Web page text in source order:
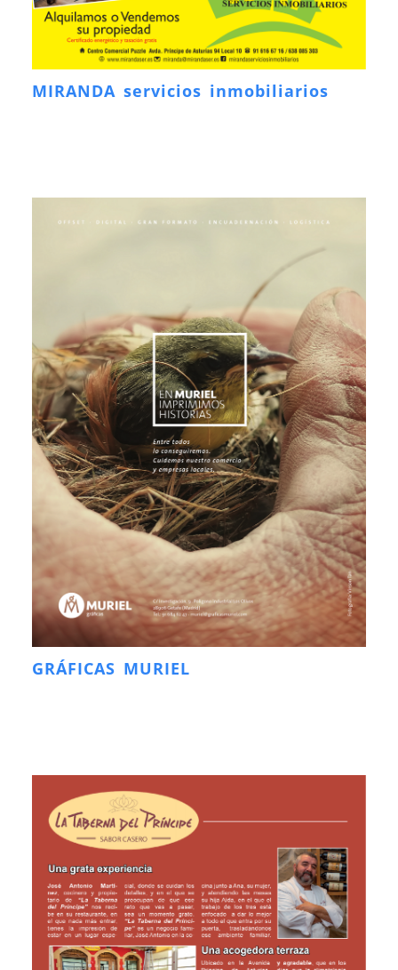
MIRANDA servicios inmobiliarios
GRÁFICAS MURIEL